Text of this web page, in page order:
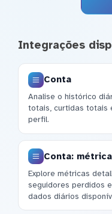
Integrações
Conta
Analise o histórico
totais, curtidas totais
perfil.
Conta:
Explore métricas
seguidores perdidos
dados diários